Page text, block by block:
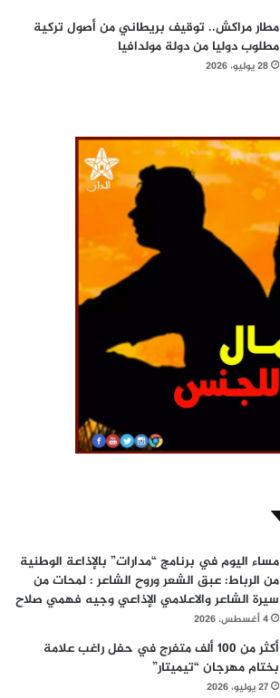
مطار مراكش.. توقيف بريطاني من أصول تركية
مطلوب دوليا من دولة مولدافيا
28 يوليو، 2026
مساء اليوم في برنامج “مدارات” بالإذاعة الوطنية
من الرباط: عبق الشعر وروح الشاعر : لمحات من
سيرة الشاعر والاعلامي الإذاعي وجيه فهمي صلاح
4 أغسطس، 2026
أكثر من 100 ألف متفرج في حفل راغب علامة
بختام مهرجان “تيميتار”
27 يوليو، 2026